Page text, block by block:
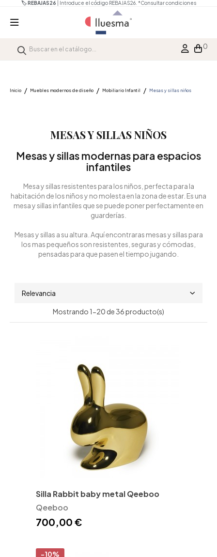
🏷️ REBAJAS26 | Introduce el código REBAJAS26. *Consultar condiciones
0
Inicio Muebles modernos de diseño Mobiliario Infantil Mesas y sillas niños
MESAS Y SILLAS NIÑOS
Mesas y sillas modernas para espacios
infantiles
Mesa y sillas resistentes para los niños, perfecta para la
habitación de los niños y no molesta en la zona de estar. Es una
mesa y sillas infantiles que se puede poner perfectamente en
guarderías.
Mesas y sillas a su altura. Aquí encontraras mesas y sillas para
los mas pequeños son resistentes, seguras y cómodas,
pensadas para que pasen el tiempo jugando.
Relevancia
Mostrando 1-20 de 36 producto(s)
Silla Rabbit baby metal Qeeboo
Qeeboo
700,00 €
-10%